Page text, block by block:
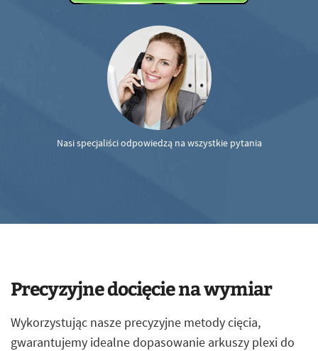
Nasi specjaliści odpowiedzą na wszystkie pytania
Precyzyjne docięcie na wymiar
Wykorzystując nasze precyzyjne metody cięcia,
gwarantujemy idealne dopasowanie arkuszy plexi do